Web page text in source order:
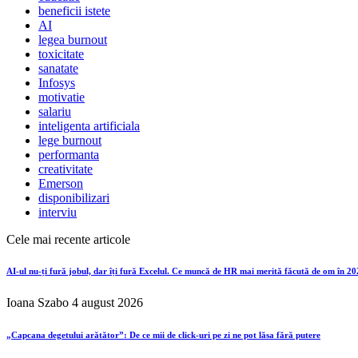
beneficii istete
AI
legea burnout
toxicitate
sanatate
Infosys
motivatie
salariu
inteligenta artificiala
lege burnout
performanta
creativitate
Emerson
disponibilizari
interviu
Cele mai recente articole
AI-ul nu-ți fură jobul, dar îți fură Excelul. Ce muncă de HR mai merită făcută de om în
Ioana Szabo 4 august 2026
„Capcana degetului arătător”: De ce mii de click-uri pe zi ne pot lăsa fără putere